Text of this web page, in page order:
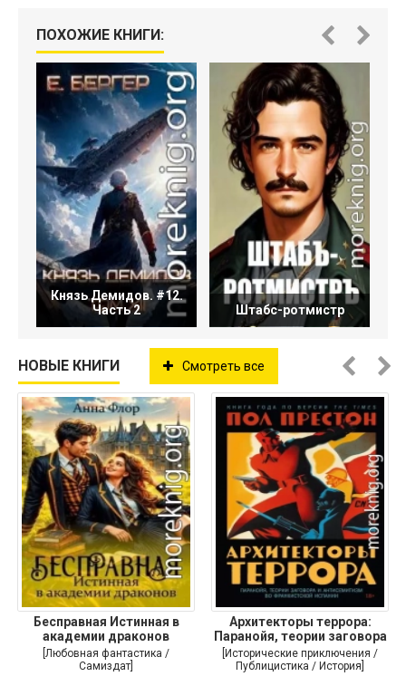
ПОХОЖИЕ КНИГИ:
Князь Демидов. #12.
Часть 2
Штабс-ротмистр
НОВЫЕ КНИГИ Смотреть все
Бесправная Истинная в
академии драконов
[Любовная фантастика /
Самиздат]
Архитекторы террора:
Паранойя, теории заговора
и
[Исторические приключения /
Публицистика / История]